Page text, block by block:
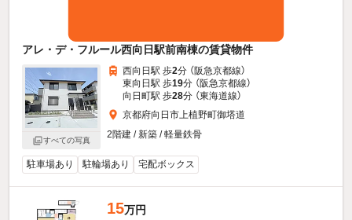
アレ・デ・フルール西向日駅前南棟の賃貸物件
すべての写真
西向日駅 歩2分 （阪急京都線）
東向日駅 歩19分 （阪急京都線）
向日町駅 歩28分 （東海道線）
京都府向日市上植野町御塔道
2階建 / 新築 / 軽量鉄骨
駐車場あり 駐輪場あり 宅配ボックス
15万円